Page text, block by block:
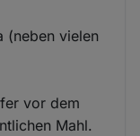
(neben vielen
vor dem
Mahl.